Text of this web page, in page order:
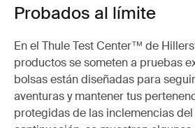
Probados al límite
En el Thule Test Center™ de
productos se someten a pruebas
bolsas están diseñadas para
aventuras y mantener tus
protegidas de las inclemencias